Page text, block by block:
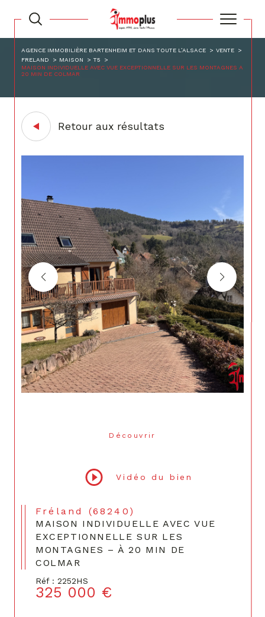
AGENCE IMMOBILIÈRE BARTENHEIM ET DANS TOUTE L’ALSACE
VENTE
FRELAND
MAISON
T5
MAISON INDIVIDUELLE AVEC VUE EXCEPTIONNELLE SUR LES MONTAGNES A
20 MIN DE COLMAR
Retour aux résultats
Découvrir
Vidéo du bien
Fréland (68240)
MAISON INDIVIDUELLE AVEC VUE
EXCEPTIONNELLE SUR LES
MONTAGNES – À 20 MIN DE
COLMAR
Réf : 2252HS
325 000 €